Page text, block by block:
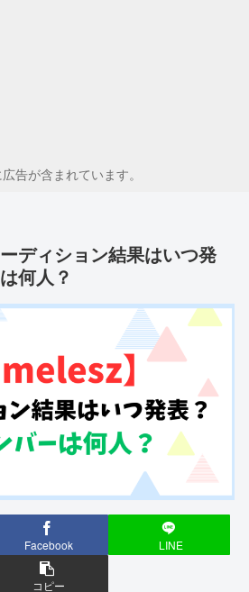
告が含まれています。
ディション結果はいつ発
何人？
Facebook LINE
コピー